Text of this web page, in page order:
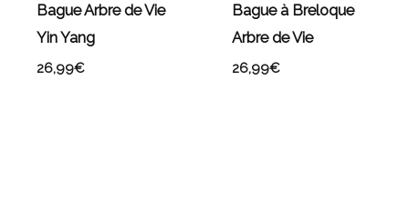
Bague Arbre de Vie
Yin Yang
26,99€
Bague à Breloque
Arbre de Vie
26,99€